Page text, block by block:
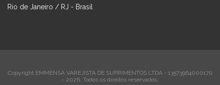
Rio de Janeiro / RJ - Brasil
Copyright EMMENSA VAREJISTA DE SUPRIMENTOS LTDA - 13573964000170
- 2026. Todos os direitos reservados.